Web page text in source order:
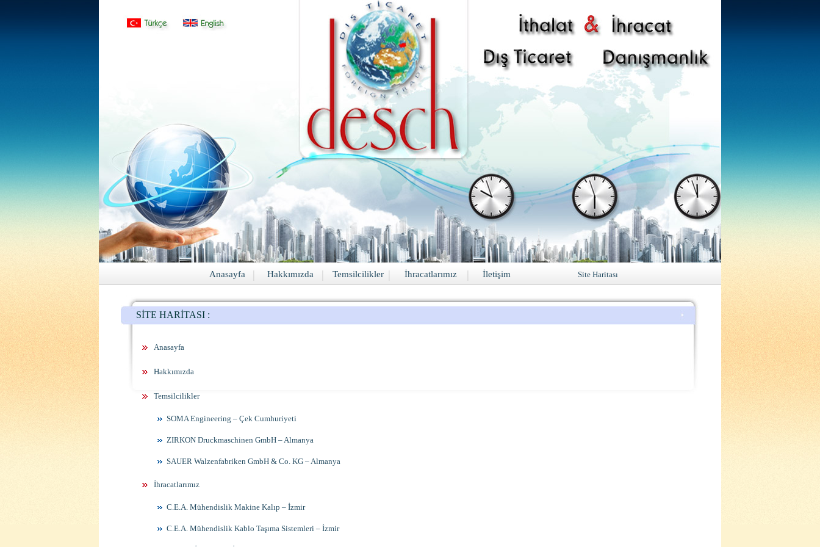
Anasayfa | Hakkımızda | Temsilcilikler | İhracatlarımız | İletişim Site Haritası
SİTE HARİTASI :
Anasayfa
Hakkımızda
Temsilcilikler
SOMA Engineering – Çek Cumhuriyeti
ZIRKON Druckmaschinen GmbH – Almanya
SAUER Walzenfabriken GmbH & Co. KG – Almanya
İhracatlarımız
C.E.A. Mühendislik Makine Kalıp – İzmir
C.E.A. Mühendislik Kablo Taşıma Sistemleri – İzmir